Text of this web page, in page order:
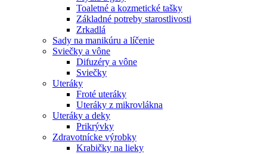
Toaletné a kozmetické tašky
Základné potreby starostlivosti
Zrkadlá
Sady na manikúru a líčenie
Sviečky a vône
Difuzéry a vône
Sviečky
Uteráky
Froté uteráky
Uteráky z mikrovlákna
Uteráky a deky
Prikrývky
Zdravotnícke výrobky
Krabičky na lieky